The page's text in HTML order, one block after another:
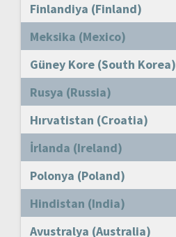
Finlandiya (Finland)
Meksika (Mexico)
Güney Kore (South Korea)
Rusya (Russia)
Hırvatistan (Croatia)
İrlanda (Ireland)
Polonya (Poland)
Hindistan (India)
Avustralya (Australia)